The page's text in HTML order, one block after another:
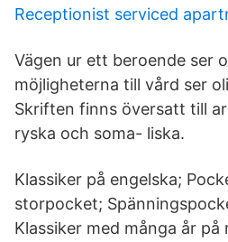
Receptionist serviced
Vägen ur ett beroende ser
möjligheterna till vård ser
Skriften finns översatt till
ryska och soma- liska.
Klassiker på engelska;
storpocket;
Klassiker med många år på